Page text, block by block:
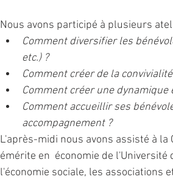
Nous avons participé à plusieurs
Comment diversifier les
etc.) ?
Comment créer de la
Comment créer une
Comment accueillir ses
accompagnement ?
L'après-midi nous avons assisté à la
émérite en  économie de
l'économie sociale, les associations